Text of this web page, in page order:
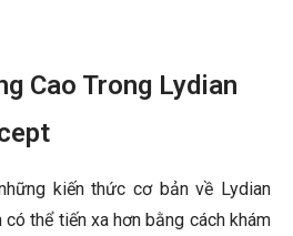
Cao Trong Lydian
kiến thức cơ bản về Lydian
thể tiến xa hơn bằng cách khám